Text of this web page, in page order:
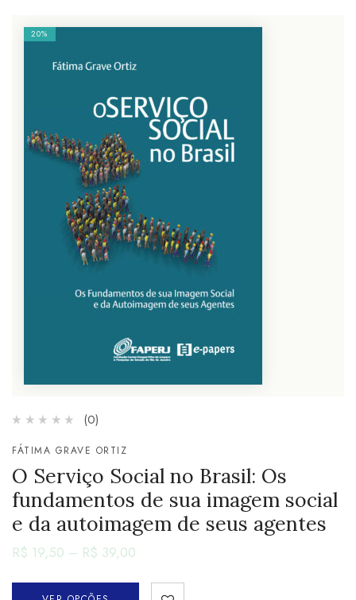
20%
(0)
FÁTIMA GRAVE ORTIZ
O Serviço Social no Brasil: Os
fundamentos de sua imagem social
e da autoimagem de seus agentes
R$ 19,50 – R$ 39,00